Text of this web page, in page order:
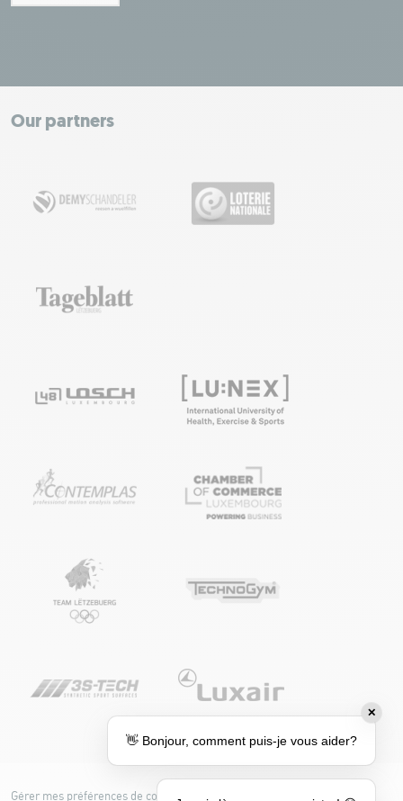
+
−
Our partners
Gérer mes préférences de cookies Cookie policy
✕
👋 Bonjour, comment puis-je vous aider?